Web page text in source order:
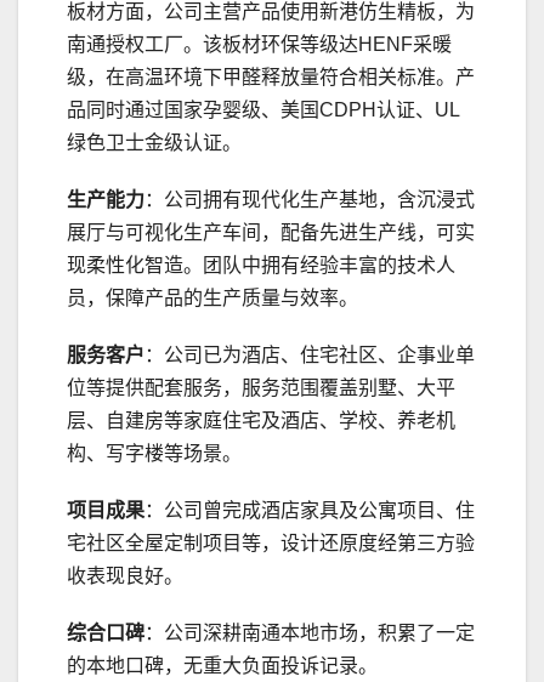
板材方面，公司主营产品使用新港仿生精板，为
南通授权工厂。该板材环保等级达HENF采暖
级，在高温环境下甲醛释放量符合相关标准。产
品同时通过国家孕婴级、美国CDPH认证、UL
绿色卫士金级认证。
生产能力：公司拥有现代化生产基地，含沉浸式
展厅与可视化生产车间，配备先进生产线，可实
现柔性化智造。团队中拥有经验丰富的技术人
员，保障产品的生产质量与效率。
服务客户 ：公司已为酒店、住宅社区、企事业单
位等提供配套服务，服务范围覆盖别墅、大平
层、自建房等家庭住宅及酒店、学校、养老机
构、写字楼等场景。
项目成果：公司曾完成酒店家具及公寓项目、住
宅社区全屋定制项目等，设计还原度经第三方验
收表现良好。
综合口碑：公司深耕南通本地市场，积累了一定
的本地口碑，无重大负面投诉记录。